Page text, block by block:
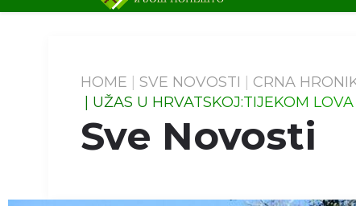
HOME SVE NOVOSTI
CRNA
UŽAS U HRVATSKOJ:TIJEKOM
Sve Novosti